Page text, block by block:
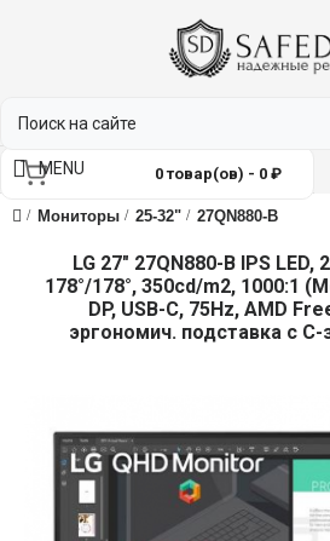
0 товар(ов) - 0 ₽
MENU
Мониторы 25-32" 27QN880-B
LG 27" 27QN880-B IPS LED,
178°/178°, 350cd/m2, 1000:1
DP, USB-C, 75Hz, AMD
эргономич. подставка с